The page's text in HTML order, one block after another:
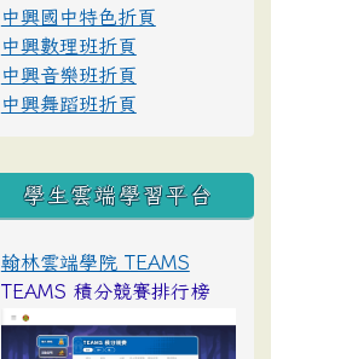
中興國中特色折頁
中興數理班折頁
中興音樂班折頁
中興舞蹈班折頁
學生雲端學習平台
翰林雲端學院 TEAMS
TEAMS 積分競賽排行榜